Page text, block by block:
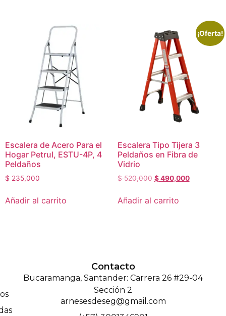
Escalera de Acero Para el
Hogar Petrul, ESTU-4P, 4
Peldaños
$ 235,000
Añadir al carrito
¡Oferta!
Escalera Tipo Tijera 3
Peldaños en Fibra de
Vidrio
$520,000 $490,000
Añadir al carrito
Contacto
Bucaramanga, Santander: Carrera 26 #29-04
Sección 2
arnesesdeseg@gmail.com